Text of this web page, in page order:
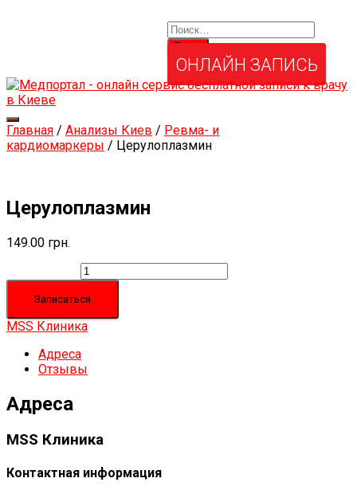
ОНЛАЙН ЗАПИСЬ
Переключить
навигацию
Главная / Анализы Киев / Ревма- и
кардиомаркеры / Церулоплазмин
Церулоплазмин
149.00 грн.
Записаться
MSS Клиника
Адреса
Отзывы
Адреса
MSS Клиника
Контактная информация